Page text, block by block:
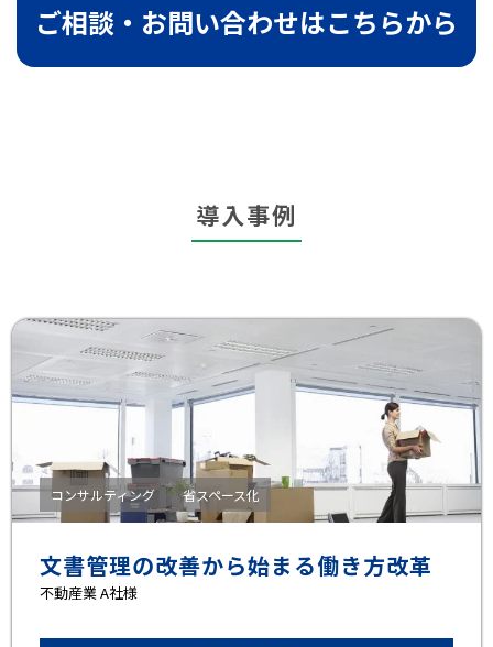
ご相談・お問い合わせはこちらから
導入事例
コンサルティング 省スペース化
文書管理の改善から始まる働き方改革
不動産業 A社様